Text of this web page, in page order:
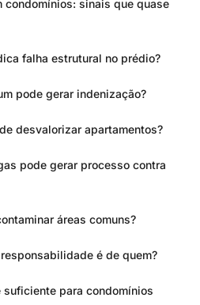
condomínios: sinais que quase
falha estrutural no prédio?
pode gerar indenização?
desvalorizar apartamentos?
pode gerar processo contra
áreas comuns?
é de quem?
para condomínios